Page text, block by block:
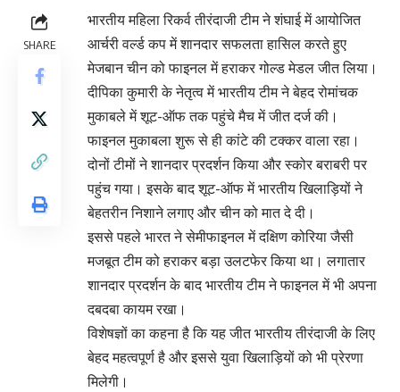
SHARE
भारतीय महिला रिकर्व तीरंदाजी टीम ने शंघाई में आयोजित
आर्चरी वर्ल्ड कप में शानदार सफलता हासिल करते हुए
मेजबान चीन को फाइनल में हराकर गोल्ड मेडल जीत लिया।
दीपिका कुमारी के नेतृत्व में भारतीय टीम ने बेहद रोमांचक
मुकाबले में शूट-ऑफ तक पहुंचे मैच में जीत दर्ज की।
फाइनल मुकाबला शुरू से ही कांटे की टक्कर वाला रहा।
दोनों टीमों ने शानदार प्रदर्शन किया और स्कोर बराबरी पर
पहुंच गया। इसके बाद शूट-ऑफ में भारतीय खिलाड़ियों ने
बेहतरीन निशाने लगाए और चीन को मात दे दी।
इससे पहले भारत ने सेमीफाइनल में दक्षिण कोरिया जैसी
मजबूत टीम को हराकर बड़ा उलटफेर किया था। लगातार
शानदार प्रदर्शन के बाद भारतीय टीम ने फाइनल में भी अपना
दबदबा कायम रखा।
विशेषज्ञों का कहना है कि यह जीत भारतीय तीरंदाजी के लिए
बेहद महत्वपूर्ण है और इससे युवा खिलाड़ियों को भी प्रेरणा
मिलेगी।